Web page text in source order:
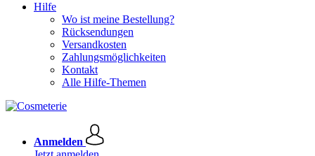
Hilfe
Wo ist meine Bestellung?
Rücksendungen
Versandkosten
Zahlungsmöglichkeiten
Kontakt
Alle Hilfe-Themen
Anmelden